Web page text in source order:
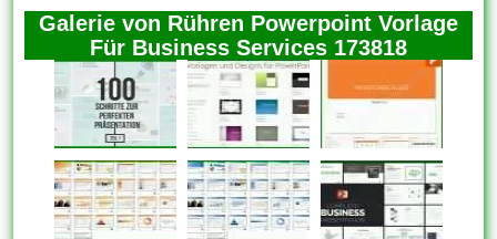
Galerie von Rühren Powerpoint Vorlage
Für Business Services 173818